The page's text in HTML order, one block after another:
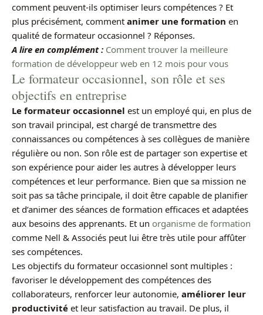
comment peuvent-ils optimiser leurs compétences ? Et
plus précisément, comment animer une formation en
qualité de formateur occasionnel ? Réponses.
A lire en complément : Comment trouver la meilleure
formation de développeur web en 12 mois pour vous
Le formateur occasionnel, son rôle et ses
objectifs en entreprise
Le formateur occasionnel est un employé qui, en plus de
son travail principal, est chargé de transmettre des
connaissances ou compétences à ses collègues de manière
régulière ou non. Son rôle est de partager son expertise et
son expérience pour aider les autres à développer leurs
compétences et leur performance. Bien que sa mission ne
soit pas sa tâche principale, il doit être capable de planifier
et d’animer des séances de formation efficaces et adaptées
aux besoins des apprenants. Et un organisme de formation
comme Nell & Associés peut lui être très utile pour affûter
ses compétences.
Les objectifs du formateur occasionnel sont multiples :
favoriser le développement des compétences des
collaborateurs, renforcer leur autonomie, améliorer leur
productivité et leur satisfaction au travail. De plus, il